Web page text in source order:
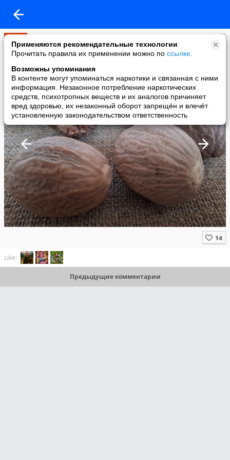
Применяются рекомендательные технологии
Прочитать правила их применении можно по ссылке
Возможны упоминания
В контенте могут упоминаться наркотики и связанная с ними
информация. Незаконное потребление наркотических
средств, психотропных веществ и их аналогов причиняет
вред здоровью, их незаконный оборот запрещён и влечёт
установленную законодательством ответственность
Мир
added a photo
06 May в 17:40
Like:
Предыдущие комментарии